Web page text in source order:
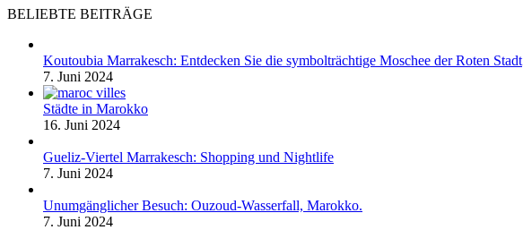
BELIEBTE BEITRÄGE
Koutoubia Marrakesch: Entdecken Sie die symbolträchtige Moschee der Roten Stadt
7. Juni 2024
Städte in Marokko
16. Juni 2024
Gueliz-Viertel Marrakesch: Shopping und Nightlife
7. Juni 2024
Unumgänglicher Besuch: Ouzoud-Wasserfall, Marokko.
7. Juni 2024